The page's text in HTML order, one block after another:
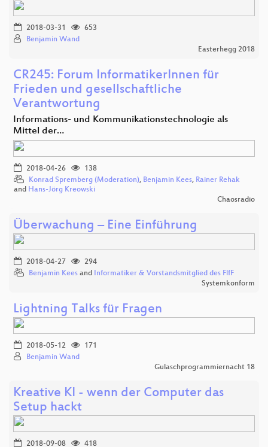
2018-03-31
653
Benjamin Wand
Easterhegg 2018
CR245: Forum InformatikerInnen für
Frieden und gesellschaftliche
Verantwortung
Informations- und Kommunikationstechnologie als
Mittel der…
2018-04-26
138
Konrad Spremberg (Moderation), Benjamin Kees, Rainer Rehak
and Hans-Jörg Kreowski
Chaosradio
Überwachung – Eine Einführung
2018-04-27
294
Benjamin Kees and Informatiker & Vorstandsmitglied des FlfF
Systemkonform
Lightning Talks für Fragen
2018-05-12
171
Benjamin Wand
Gulaschprogrammiernacht 18
Kreative KI - wenn der Computer das
Setup hackt
2018-09-08 418